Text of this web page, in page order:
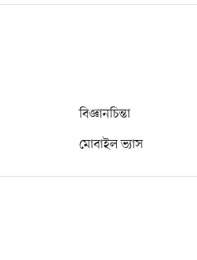
বিজ্ঞানচিন্তা
মোবাইল ভ্যাস